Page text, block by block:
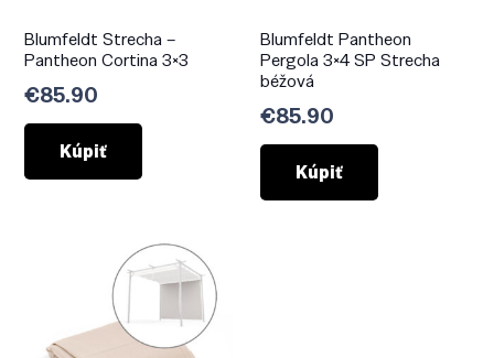
Blumfeldt Strecha –
Pantheon Cortina 3×3
€85.90
Kúpiť
Blumfeldt Pantheon
Pergola 3×4 SP Strecha
béžová
€85.90
Kúpiť